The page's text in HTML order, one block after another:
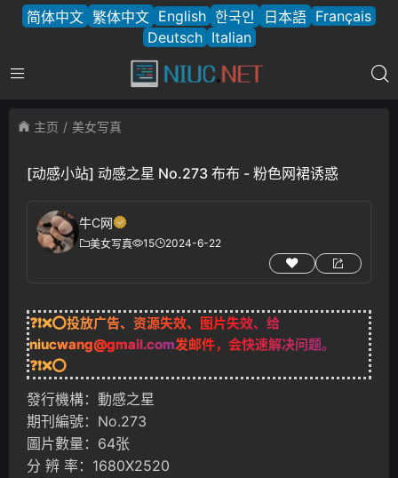
简体中文 繁体中文 English 한국인 日本語 Français
Deutsch Italian
主页 美女写真
[动感小站] 动感之星 No.273 布布 - 粉色网裙诱惑
牛C网
美女写真 15 2024-6-22
❓❗❌⭕投放广告、资源失效、图片失效、给
niucwang@gmail.com发邮件，会快速解决问题。
❓❗❌⭕
發行機構：動感之星
期刊編號：No.273
圖片數量：64张
分 辨 率：1680X2520